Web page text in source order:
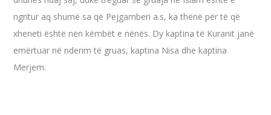
ngritur aq shumë sa që Pejgamberi a.s, ka thënë për të që
xheneti është nën këmbët e nënës. Dy kaptina të Kuranit janë
emërtuar në nderim të gruas, kaptina Nisa dhe kaptina
Merjem.